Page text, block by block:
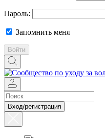
Пароль:
Запомнить меня
Войти
Вход/регистрация